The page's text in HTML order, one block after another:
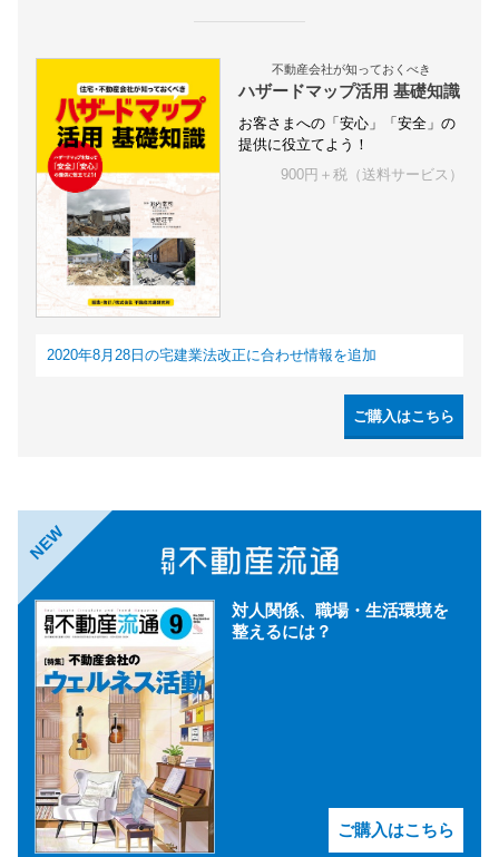
不動産会社が知っておくべき
ハザードマップ活用 基礎知識
お客さまへの「安心」「安全」の
提供に役立てよう！
900円＋税（送料サービス）
2020年8月28日の宅建業法改正に合わせ情報を追加
ご購入はこちら
NEW
対人関係、職場・生活環境を
整えるには？
ご購入はこちら